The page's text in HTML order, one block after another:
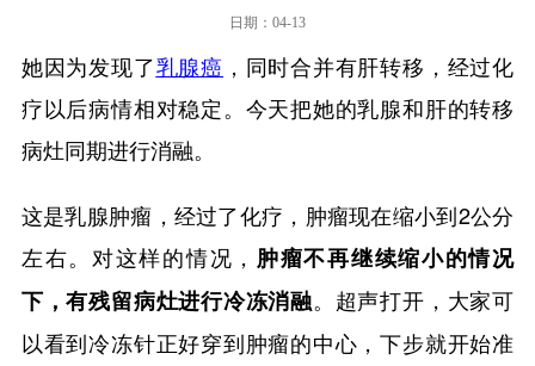
日期：04-13
她因为发现了乳腺癌 ，同时合并有肝转移，经过化
疗以后病情相对稳定。今天把她的乳腺和肝的转移
病灶同期进行消融。
这是乳腺肿瘤，经过了化疗，肿瘤现在缩小到2公分
左右。对这样的情况， 肿瘤不再继续缩小的情况
下，有残留病灶进行冷冻消融。超声打开，大家可
以看到冷冻针正好穿到肿瘤的中心，下步就开始准